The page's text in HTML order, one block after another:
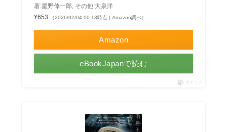
著:星野倖一郎, その他:大泉洋
¥653
（2026/02/04 00:13時点 | Amazon調べ）
Amazon
eBookJapanで読む
ポチップ